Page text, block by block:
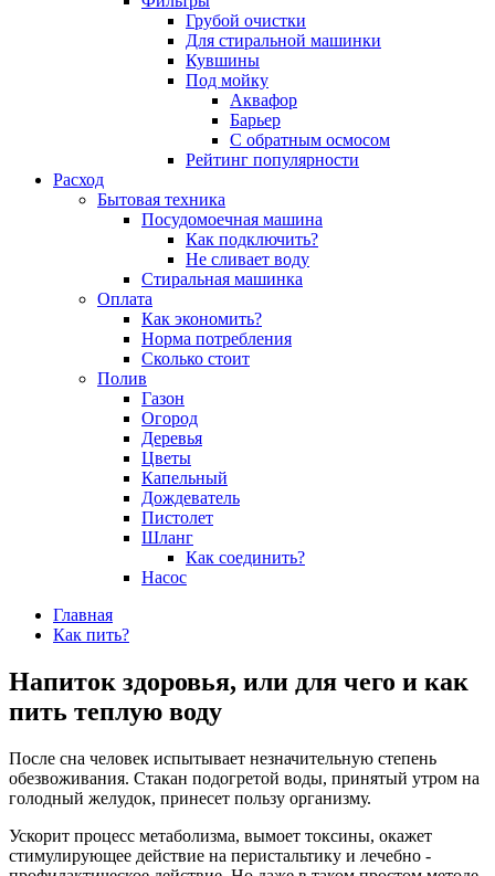
Грубой очистки
Для стиральной машинки
Кувшины
Под мойку
Аквафор
Барьер
С обратным осмосом
Рейтинг популярности
Расход
Бытовая техника
Посудомоечная машина
Как подключить?
Не сливает воду
Стиральная машинка
Оплата
Как экономить?
Норма потребления
Сколько стоит
Полив
Газон
Огород
Деревья
Цветы
Капельный
Дождеватель
Пистолет
Шланг
Как соединить?
Насос
Главная
Как пить?
Напиток здоровья, или для чего и как
пить теплую воду
После сна человек испытывает незначительную степень
обезвоживания. Стакан подогретой воды, принятый утром на
голодный желудок, принесет пользу организму.
Ускорит процесс метаболизма, вымоет токсины, окажет
стимулирующее действие на перистальтику и лечебно -